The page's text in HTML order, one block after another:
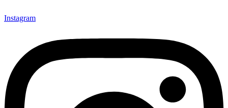
Instagram